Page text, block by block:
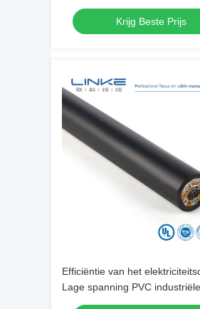
XLPE PE PP voor onderwater
Krijg Beste Prijs
Efficiëntie van het
Lage spanning PVC industriële
besturingskabel met US